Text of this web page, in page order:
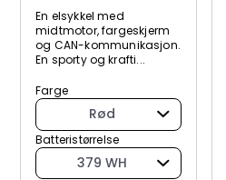
En elsykkel med
midtmotor, fargeskjerm
og CAN-kommunikasjon.
En sporty og krafti...
Farge
Rød
Batteristørrelse
379 WH